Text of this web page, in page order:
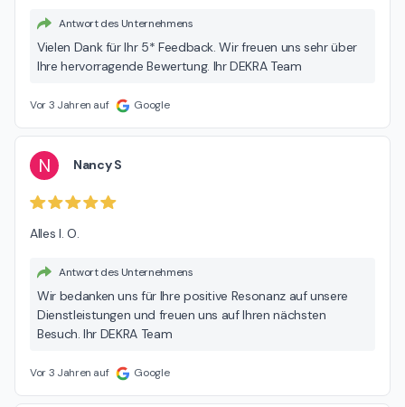
Antwort des Unternehmens
Vielen Dank für Ihr 5* Feedback. Wir freuen uns sehr über
Ihre hervorragende Bewertung. Ihr DEKRA Team
Vor 3 Jahren auf Google
N Nancy S
Alles I. O.
Antwort des Unternehmens
Wir bedanken uns für Ihre positive Resonanz auf unsere
Dienstleistungen und freuen uns auf Ihren nächsten
Besuch. Ihr DEKRA Team
Vor 3 Jahren auf Google